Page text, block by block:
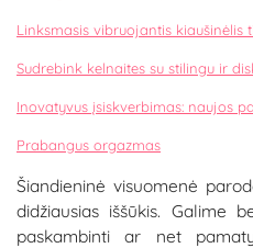
Linksmasis vibruojantis kiaušinėlis
Sudrebink kelnaites su stilingu ir
Inovatyvus įsiskverbimas: naujos
Prabangus orgazmas
Šiandieninė visuomenė
didžiausias iššūkis. Galime
paskambinti ar net